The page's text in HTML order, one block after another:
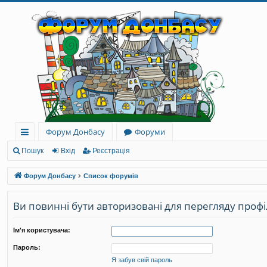
ви
дк
и
й
Форум Донбасу Форуми
Пошук Вхід Реєстрація
Форум Донбасу Список форумів
Ви повинні бути авторизовані для перегляду
Ім'я користувача:
Пароль:
Я забув свій пароль